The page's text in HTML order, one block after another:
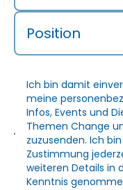
Position
Ich bin damit
meine
Infos, Events und
Themen Change
zuzusenden. Ich
Zustimmung
weiteren Details in
Kenntnis